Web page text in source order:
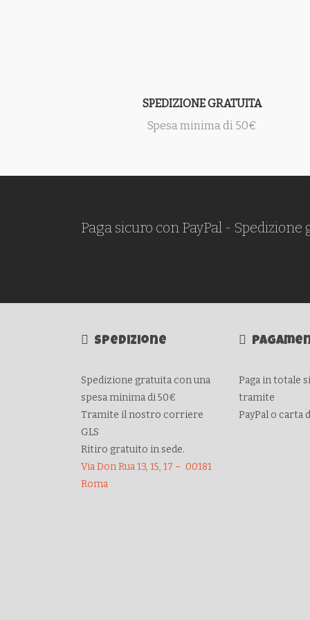
SPEDIZIONE GRATUITA
Spesa minima di 50€
Paga sicuro con PayPal -
Spedizione
Spedizione gratuita con una
spesa minima di 50€
Tramite il nostro corriere
GLS
Ritiro gratuito in sede.
Via Don Rua 13, 15, 17 – 00181
Roma
Paga in totale
tramite
PayPal o carta